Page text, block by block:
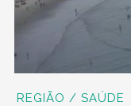
REGIÃO / SAÚDE